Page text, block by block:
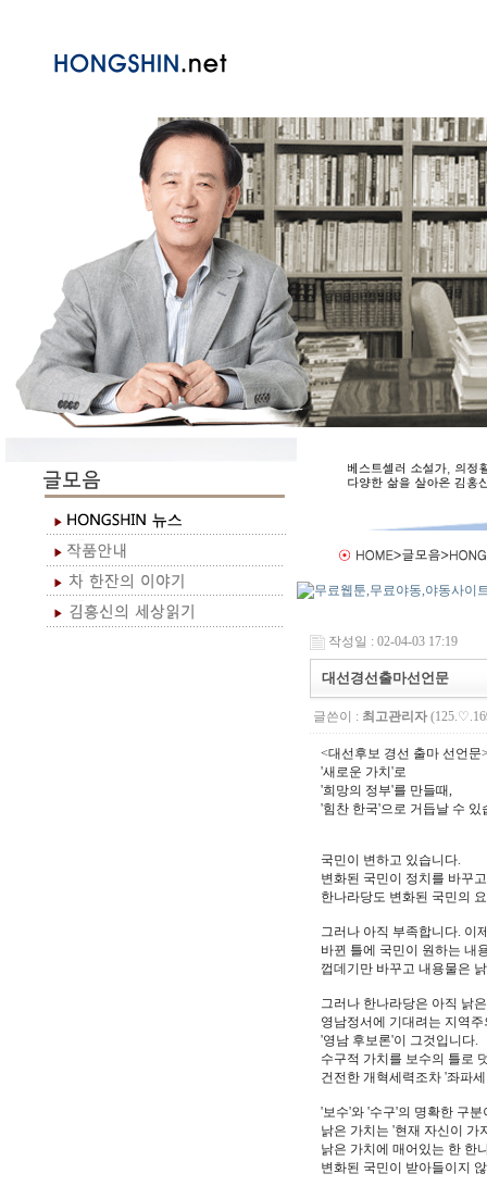
작성일 : 02-04-03 17:19
대선경선출마선언문
글쓴이 : 최고관리자
<대선후보 경선 출마 선언문
'새로운 가치'로
'희망의 정부'를 만들때,
'힘찬 한국'으로 거듭날 수 있
국민이 변하고 있습니다.
변화된 국민이 정치를 바꾸
한나라당도 변화된 국민의
그러나 아직 부족합니다. 이
바뀐 틀에 국민이 원하는 내
껍데기만 바꾸고 내용물은
그러나 한나라당은 아직 낡
영남정서에 기대려는 지역
'영남 후보론'이 그것입니다.
수구적 가치를 보수의 틀로
건전한 개혁세력조차 '좌파
'보수'와 '수구'의 명확한 구
낡은 가치는 '현재 자신이 가
낡은 가치에 매어있는 한 한
변화된 국민이 받아들이지